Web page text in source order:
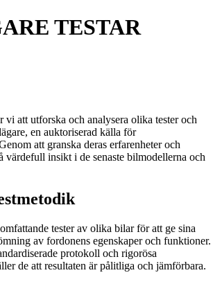
TESTAR
vi att utforska och analysera olika tester och
en auktoriserad källa för
att granska deras erfarenheter och
värdefull insikt i de senaste bilmodellerna och
tester av olika bilar för att ge sina
av fordonens egenskaper och funktioner.
protokoll och rigorösa
de att resultaten är pålitliga och jämförbara.